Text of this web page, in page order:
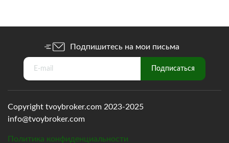
Подпишитесь на мои письма
Copyright tvoybroker.com 2023-2025
info@tvoybroker.com
Политика конфиденциальности